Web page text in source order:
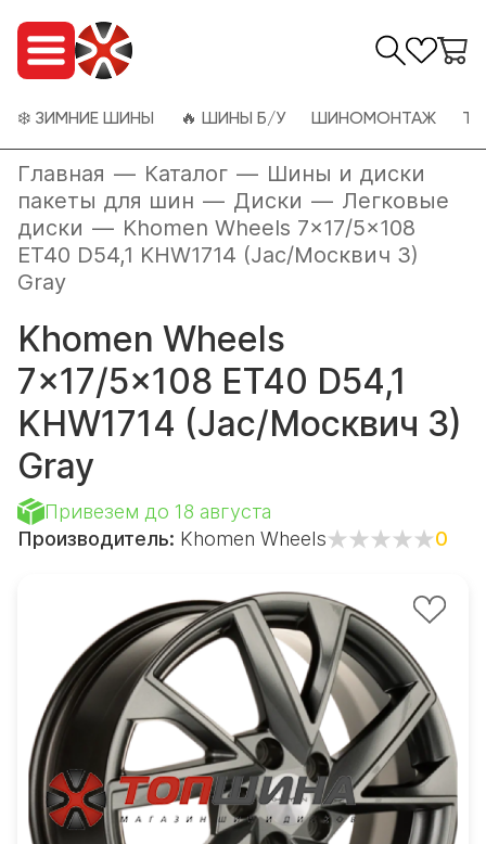
❄️ ЗИМНИЕ ШИНЫ 🔥 ШИНЫ Б/У ШИНОМОНТАЖ
Главная — Каталог — Шины и диски
пакеты для шин — Диски — Легковые
диски — Khomen Wheels 7x17/5x108
ET40 D54,1 KHW1714 (Jac/Москвич 3)
Gray
Khomen Wheels
7x17/5x108 ET40 D54,1
KHW1714 (Jac/Москвич 3)
Gray
Привезем до 18 августа
Производитель: Khomen Wheels 0